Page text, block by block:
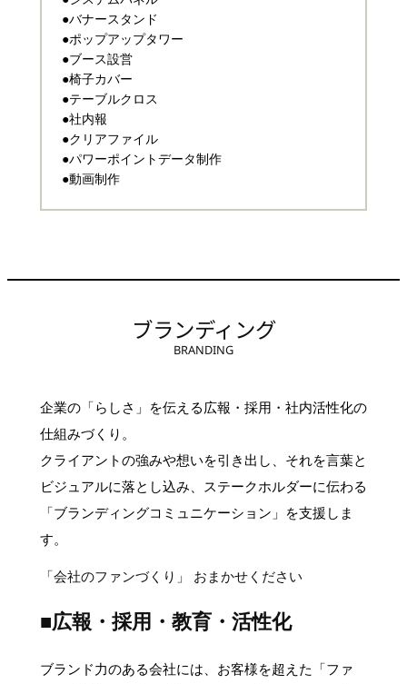
●バナースタンド
●ポップアップタワー
●ブース設営
●椅子カバー
●テーブルクロス
●社内報
●クリアファイル
●パワーポイントデータ制作
●動画制作
ブランディング
BRANDING
企業の「らしさ」を伝える広報・採用・社内活性化の
仕組みづくり。
クライアントの強みや想いを引き出し、それを言葉と
ビジュアルに落とし込み、ステークホルダーに伝わる
「ブランディングコミュニケーション」を支援しま
す。
「会社のファンづくり」 おまかせください
■広報・採用・教育・活性化
ブランド力のある会社には、お客様を超えた「ファ